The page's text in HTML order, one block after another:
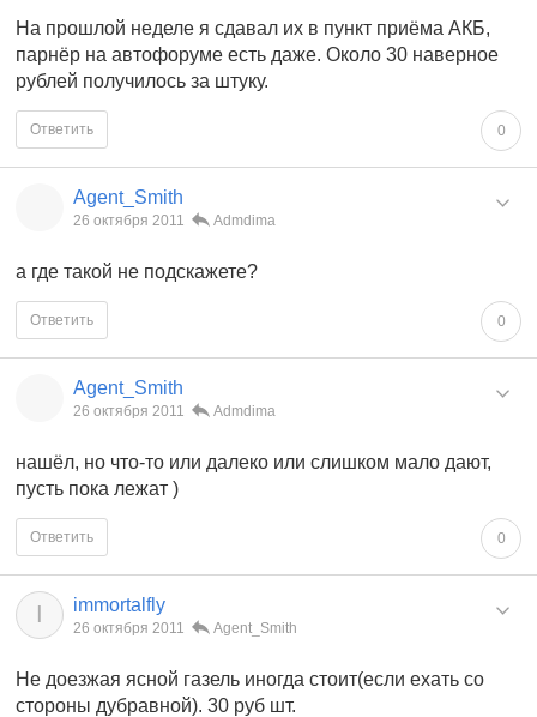
На прошлой неделе я сдавал их в пункт приёма АКБ,
парнёр на автофоруме есть даже. Около 30 наверное
рублей получилось за штуку.
0
Ответить
Agent_Smith
26 октября 2011 Admdima
а где такой не подскажете?
0
Ответить
Agent_Smith
26 октября 2011 Admdima
нашёл, но что-то или далеко или слишком мало дают,
пусть пока лежат )
0
Ответить
I immortalfly
26 октября 2011 Agent_Smith
Не доезжая ясной газель иногда стоит(если ехать со
стороны дубравной). 30 руб шт.